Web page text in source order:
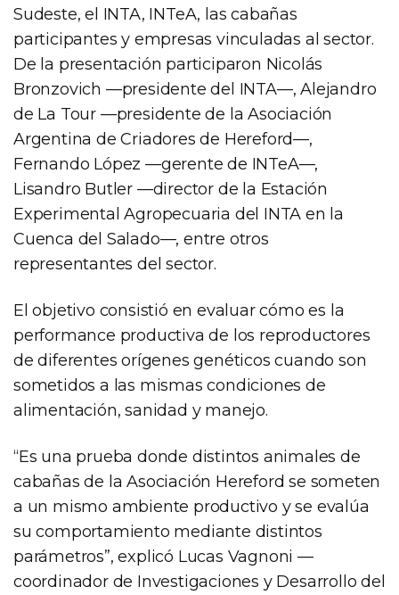
Sudeste, el INTA, INTeA, las cabañas
participantes y empresas vinculadas al sector.
De la presentación participaron Nicolás
Bronzovich —presidente del INTA—, Alejandro
de La Tour —presidente de la Asociación
Argentina de Criadores de Hereford—,
Fernando López —gerente de INTeA—,
Lisandro Butler —director de la Estación
Experimental Agropecuaria del INTA en la
Cuenca del Salado—, entre otros
representantes del sector.
El objetivo consistió en evaluar cómo es la
performance productiva de los reproductores
de diferentes orígenes genéticos cuando son
sometidos a las mismas condiciones de
alimentación, sanidad y manejo.
“Es una prueba donde distintos animales de
cabañas de la Asociación Hereford se someten
a un mismo ambiente productivo y se evalúa
su comportamiento mediante distintos
parámetros”, explicó Lucas Vagnoni —
coordinador de Investigaciones y Desarrollo del